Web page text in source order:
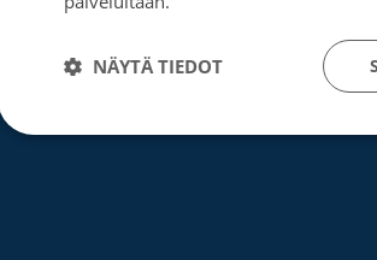
Munien
NÄYTÄ TIEDOT